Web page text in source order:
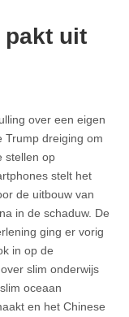
uit
over een eigen
Trump dreiging om
stellen op
stelt het
de uitbouw van
in de schaduw. De
ging er vorig
in op de
slim onderwijs
oceaan
en het Chinese